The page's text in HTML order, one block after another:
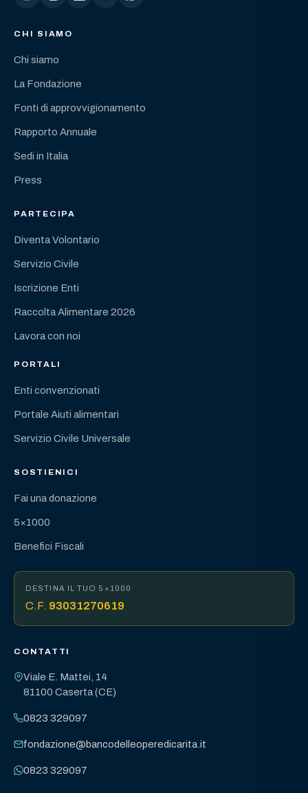
CHI SIAMO
Chi siamo
La Fondazione
Fonti di approvvigionamento
Rapporto Annuale
Sedi in Italia
Press
PARTECIPA
Diventa Volontario
Servizio Civile
Iscrizione Enti
Raccolta Alimentare 2026
Lavora con noi
PORTALI
Enti convenzionati
Portale Aiuti alimentari
Servizio Civile Universale
SOSTIENICI
Fai una donazione
5×1000
Benefici Fiscali
DESTINA IL TUO 5×1000
C.F. 93031270619
CONTATTI
Viale E. Mattei, 14
81100 Caserta (CE)
0823 329097
fondazione@bancodelleoperedicarita.it
0823 329097